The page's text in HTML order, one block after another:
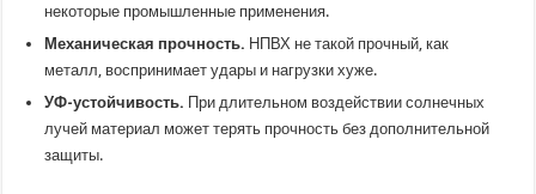
некоторые промышленные применения.
Механическая прочность. НПВХ не такой прочный, как
металл, воспринимает удары и нагрузки хуже.
УФ-устойчивость. При длительном воздействии солнечных
лучей материал может терять прочность без дополнительной
защиты.